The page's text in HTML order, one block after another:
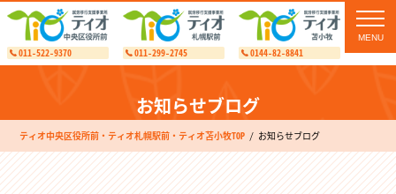
011-522-9370 011-299-2745 0144-82-8841
お知らせブログ
ティオ中央区役所前・ティオ札幌駅前・ティオ苫小牧TOP お知らせブログ